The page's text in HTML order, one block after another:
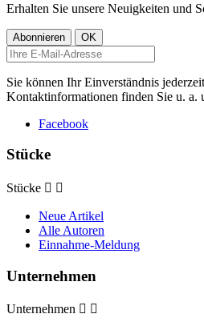
Erhalten Sie unsere Neuigkeiten und
Sie können Ihr Einverständnis
Kontaktinformationen finden Sie u. a.
Facebook
Stücke
Stücke  
Neue Artikel
Alle Autoren
Einnahme-Meldung
Unternehmen
Unternehmen  